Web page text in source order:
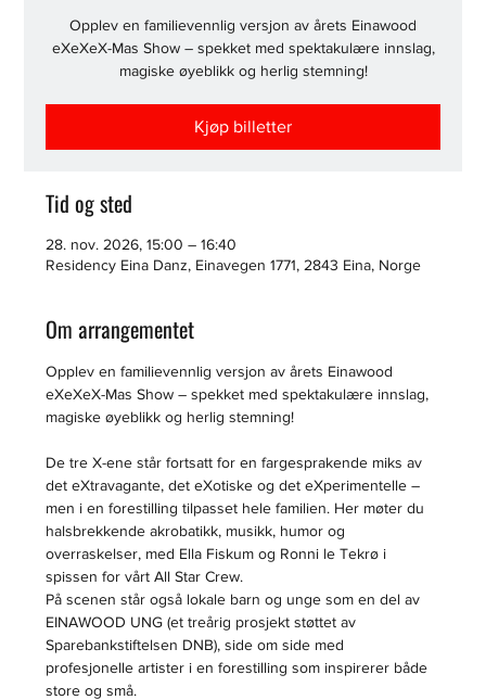
Opplev en familievennlig versjon av årets Einawood
eXeXeX-Mas Show – spekket med spektakulære innslag,
magiske øyeblikk og herlig stemning!
Kjøp billetter
Tid og sted
28. nov. 2026, 15:00 – 16:40
Residency Eina Danz, Einavegen 1771, 2843 Eina, Norge
Om arrangementet
Opplev en familievennlig versjon av årets Einawood
eXeXeX-Mas Show – spekket med spektakulære innslag,
magiske øyeblikk og herlig stemning!
De tre X-ene står fortsatt for en fargesprakende miks av
det eXtravagante, det eXotiske og det eXperimentelle –
men i en forestilling tilpasset hele familien. Her møter du
halsbrekkende akrobatikk, musikk, humor og
overraskelser, med Ella Fiskum og Ronni le Tekrø i
spissen for vårt All Star Crew.
På scenen står også lokale barn og unge som en del av
EINAWOOD UNG (et treårig prosjekt støttet av
Sparebankstiftelsen DNB), side om side med
profesjonelle artister i en forestilling som inspirerer både
store og små.